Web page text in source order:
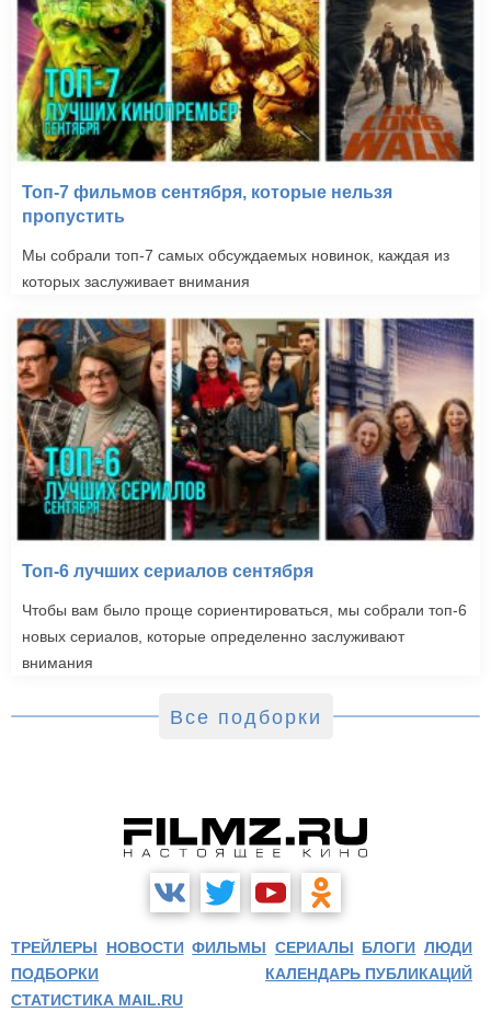
Топ-7 фильмов сентября, которые нельзя
пропустить
Мы собрали топ-7 самых обсуждаемых новинок, каждая из
которых заслуживает внимания
Топ-6 лучших сериалов сентября
Чтобы вам было проще сориентироваться, мы собрали топ-6
новых сериалов, которые определенно заслуживают
внимания
Все подборки
ТРЕЙЛЕРЫ НОВОСТИ ФИЛЬМЫ СЕРИАЛЫ БЛОГИ ЛЮДИ
ПОДБОРКИ
КАЛЕНДАРЬ ПУБЛИКАЦИЙ
СТАТИСТИКА MAIL.RU